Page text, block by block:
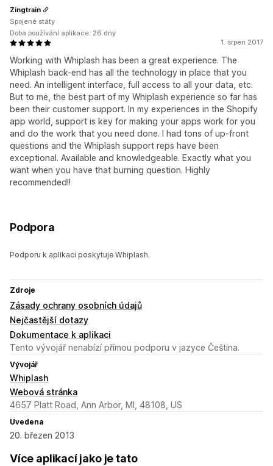
1. srpen 2017
Working with Whiplash has been a great experience. The
Whiplash back-end has all the technology in place that you
need. An intelligent interface, full access to all your data, etc.
But to me, the best part of my Whiplash experience so far has
been their customer support. In my experiences in the Shopify
app world, support is key for making your apps work for you
and do the work that you need done. I had tons of up-front
questions and the Whiplash support reps have been
exceptional. Available and knowledgeable. Exactly what you
want when you have that burning question. Highly
recommended!!
Zingtrain
Spojené státy
Doba používání aplikace: 26 dny
Podpora
Podporu k aplikaci poskytuje Whiplash.
Zdroje
Zásady ochrany osobních údajů
Nejčastější dotazy
Dokumentace k aplikaci
Tento vývojář nenabízí přímou podporu v jazyce Čeština.
Vývojář
Whiplash
Webová stránka
4657 Platt Road, Ann Arbor, MI, 48108, US
Uvedena
20. březen 2013
Více aplikací jako je tato